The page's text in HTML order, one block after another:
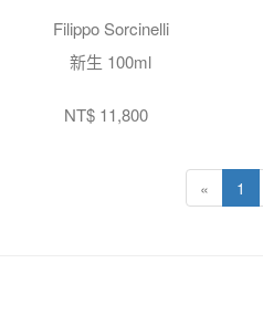
Filippo Sorcinelli
新生 100ml
NT$ 11,800
« 1